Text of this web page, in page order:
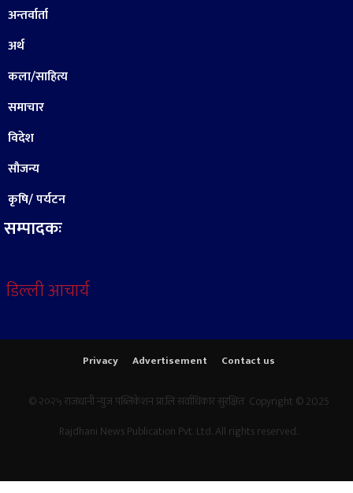
अन्तर्वार्ता
अर्थ
कला/साहित्य
समाचार
विदेश
सौजन्य
कृषि/ पर्यटन
सम्पादकः
डिल्ली आचार्य
Privacy Advertisement Contact us
© २०२५ राजधानी न्युज पब्लिकेशन प्रा.लि सर्वाधिकार सुरक्षित Copyright © 2025
Rajdhani News Publication Pvt. Ltd. All rights reserved.